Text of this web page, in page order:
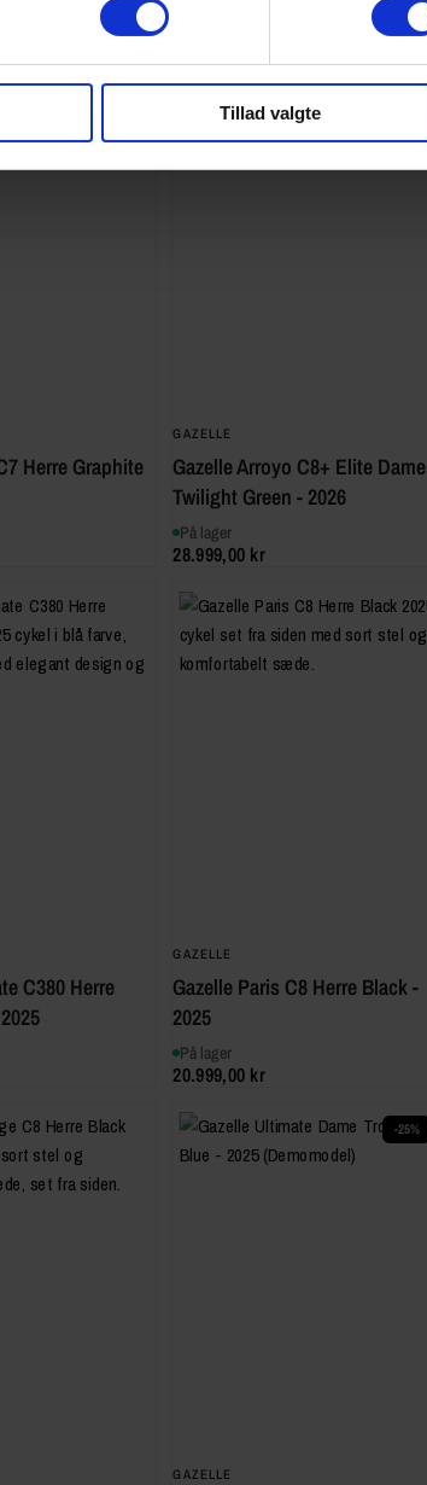
Tillad valgte
Herre Graphite
GAZELLE
Gazelle Arroyo C8+ Elite Dame
Twilight Green - 2026
På lager
28.999,00 kr
C380 Herre
GAZELLE
Gazelle Paris C8 Herre Black -
2025
På lager
20.999,00 kr
-25%
GAZELLE